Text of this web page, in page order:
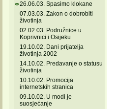
26.06.03. Spasimo klokane
07.03.03. Zakon o dobrobiti
životinja
02.02.03. Podružnice u
Koprivnici i Osijeku
19.10.02. Dani prijatelja
životinja 2002
14.10.02. Predavanje o statusu
životinja
10.10.02. Promocija
internetskih stranica
09.10.02. U modi je
suosjećanje